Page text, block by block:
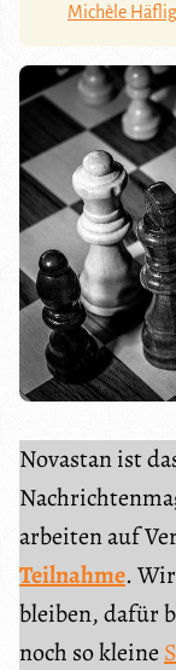
Michèle
Novastan ist
arbeiten auf
Teilnahme.
bleiben, dafür
noch so kleine